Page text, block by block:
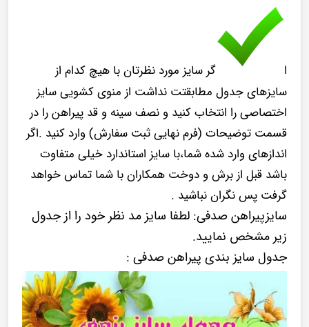
ا
گر سایز مورد نظرتان با هیچ کدام از
سایزهای جدول مطابقتت نداشت از منوی کشویی سایز
اختصاصی را انتخاب کنید و نصف سینه و قد پیراهن را در
قسمت توضیحات (فرم نهایی ثبت سفارش) وارد کنید .اگر
اندازهای وارد شده شما،با سایز استاندارد خیلی متفاوت
باشد قبل از برش و دوخت همکاران با شما تماس خواهد
گرفت پس نگران نباشید .
سایزپیراهن صدفی: لطفا سایز مد نظر خود را از جدول
زیر مشخص نمایید.
جدول سایز بندی پیراهن صدفی :